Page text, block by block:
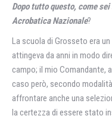
Dopo tutto questo, come
Acrobatica Nazionale?
La scuola di Grosseto era
attingeva da anni in modo
campo; il mio Comandante,
caso però, secondo
affrontare anche una
la certezza di essere stato